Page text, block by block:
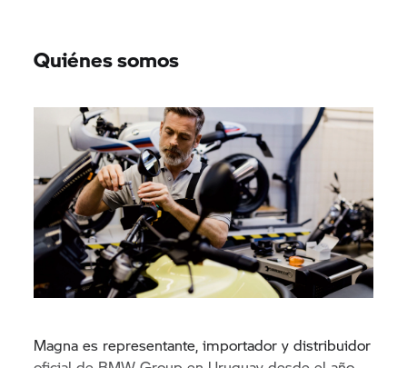
Quiénes somos
Magna es representante, importador y distribuidor